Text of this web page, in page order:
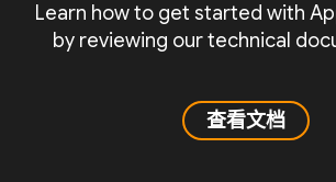
Learn how to get started with
by reviewing our technical
查看文档